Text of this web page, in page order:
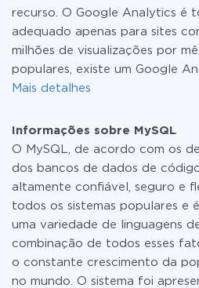
recurso. O Google Analytics é
adequado apenas para sites
milhões de visualizações por
populares, existe um Google
Mais detalhes
Informações sobre MySQL
O MySQL, de acordo com os
dos bancos de dados de
altamente confiável, seguro e
todos os sistemas populares e
uma variedade de linguagens
combinação de todos esses
o constante crescimento da
no mundo. O sistema foi